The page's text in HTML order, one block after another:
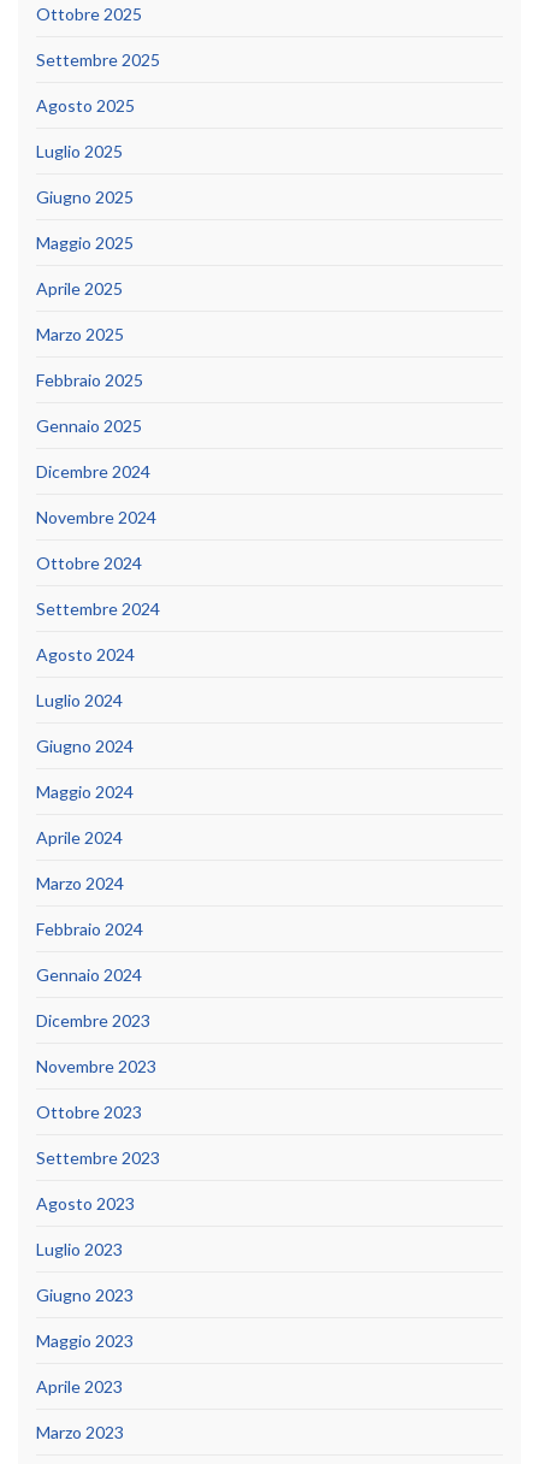
Ottobre 2025
Settembre 2025
Agosto 2025
Luglio 2025
Giugno 2025
Maggio 2025
Aprile 2025
Marzo 2025
Febbraio 2025
Gennaio 2025
Dicembre 2024
Novembre 2024
Ottobre 2024
Settembre 2024
Agosto 2024
Luglio 2024
Giugno 2024
Maggio 2024
Aprile 2024
Marzo 2024
Febbraio 2024
Gennaio 2024
Dicembre 2023
Novembre 2023
Ottobre 2023
Settembre 2023
Agosto 2023
Luglio 2023
Giugno 2023
Maggio 2023
Aprile 2023
Marzo 2023